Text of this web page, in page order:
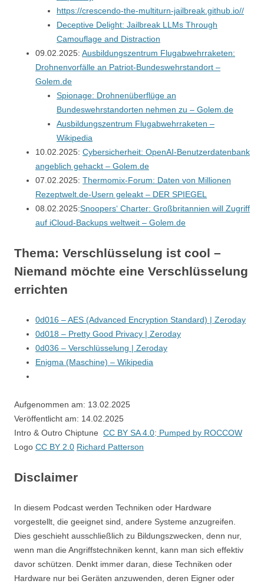
https://crescendo-the-multiturn-jailbreak.github.io//
Deceptive Delight: Jailbreak LLMs Through
Camouflage and Distraction
09.02.2025: Ausbildungszentrum Flugabwehrraketen:
Drohnenvorfälle an Patriot-Bundeswehrstandort –
Golem.de
Spionage: Drohnenüberflüge an
Bundeswehrstandorten nehmen zu – Golem.de
Ausbildungszentrum Flugabwehrraketen –
Wikipedia
10.02.2025: Cybersicherheit: OpenAI-Benutzerdatenbank
angeblich gehackt – Golem.de
07.02.2025: Thermomix-Forum: Daten von Millionen
Rezeptwelt.de-Usern geleakt – DER SPIEGEL
08.02.2025:Snoopers‘ Charter: Großbritannien will Zugriff
auf iCloud-Backups weltweit – Golem.de
Thema: Verschlüsselung ist cool –
Niemand möchte eine Verschlüsselung
errichten
0d016 – AES (Advanced Encryption Standard) | Zeroday
0d018 – Pretty Good Privacy | Zeroday
0d036 – Verschlüsselung | Zeroday
Enigma (Maschine) – Wikipedia
Aufgenommen am: 13.02.2025
Veröffentlicht am: 14.02.2025
Intro & Outro Chiptune CC BY SA 4.0: Pumped by ROCCOW
Logo CC BY 2.0 Richard Patterson
Disclaimer
In diesem Podcast werden Techniken oder Hardware
vorgestellt, die geeignet sind, andere Systeme anzugreifen.
Dies geschieht ausschließlich zu Bildungszwecken, denn nur,
wenn man die Angriffstechniken kennt, kann man sich effektiv
davor schützen. Denkt immer daran, diese Techniken oder
Hardware nur bei Geräten anzuwenden, deren Eigner oder